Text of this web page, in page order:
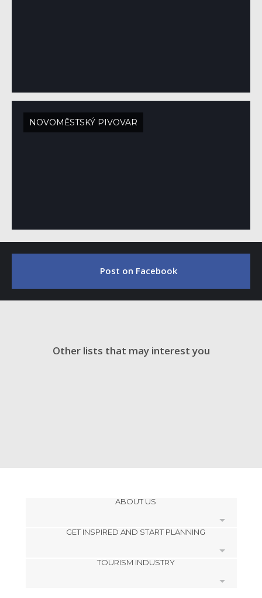
NOVOMĚSTSKÝ PIVOVAR
Post on Facebook
Other lists that may interest you
ABOUT US
GET INSPIRED AND START PLANNING
TOURISM INDUSTRY